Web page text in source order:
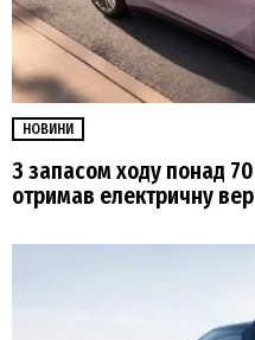
НОВИНИ
З запасом ходу понад
отримав електричну